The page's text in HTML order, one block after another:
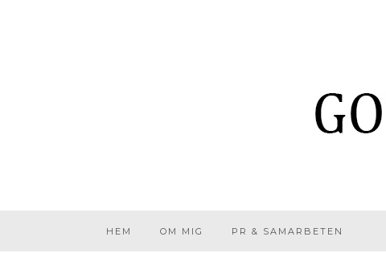
HEM OM MIG PR & SAMARBETEN